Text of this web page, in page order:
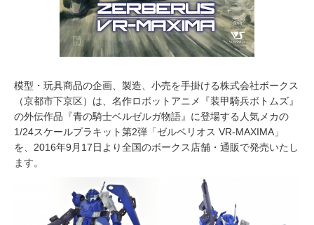
模型・玩具商品の企画、製造、小売を手掛ける株式会社ボークス
（京都市下京区）は、名作ロボットアニメ『装甲騎兵ボトムズ』
の外伝作品『青の騎士ベルゼルガ物語』に登場する人気メカの
1/24スケールプラキット第2弾「ゼルベリオス VR-MAXIMA」
を、2016年9月17日より全国のボークス店舗・通販で発売いたし
ます。